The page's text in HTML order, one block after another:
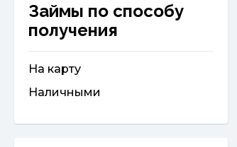
Займы по способу
получения
На карту
Наличными